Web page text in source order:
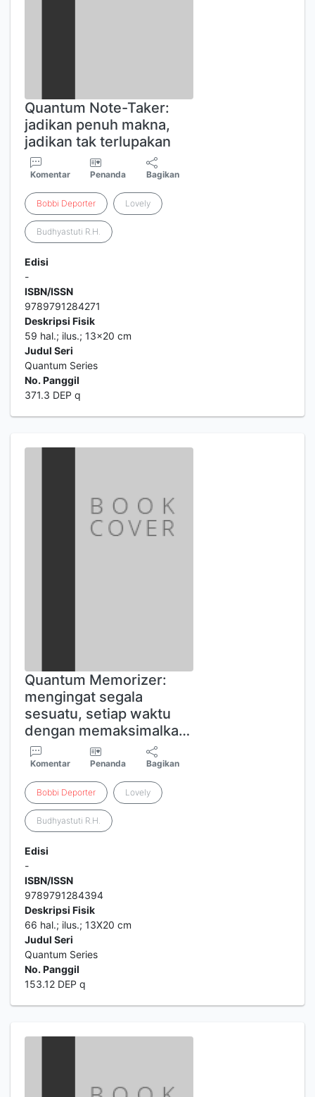
Quantum Note-Taker:
jadikan penuh makna,
jadikan tak terlupakan
Komentar Penanda Bagikan
Bobbi Deporter Lovely
Budhyastuti R.H.
Edisi
-
ISBN/ISSN
9789791284271
Deskripsi Fisik
59 hal.; ilus.; 13x20 cm
Judul Seri
Quantum Series
No. Panggil
371.3 DEP q
Quantum Memorizer:
mengingat segala
sesuatu, setiap waktu
dengan memaksimalka…
Komentar Penanda Bagikan
Bobbi Deporter Lovely
Budhyastuti R.H.
Edisi
-
ISBN/ISSN
9789791284394
Deskripsi Fisik
66 hal.; ilus.; 13X20 cm
Judul Seri
Quantum Series
No. Panggil
153.12 DEP q